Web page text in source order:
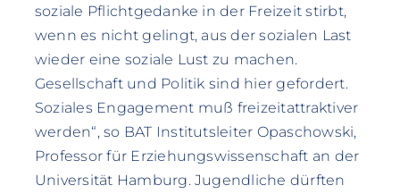
soziale Pflichtgedanke in der Freizeit stirbt,
wenn es nicht gelingt, aus der sozialen Last
wieder eine soziale Lust zu machen.
Gesellschaft und Politik sind hier gefordert.
Soziales Engagement muß freizeitattraktiver
werden“, so BAT Institutsleiter Opaschowski,
Professor für Erziehungswissenschaft an der
Universität Hamburg. Jugendliche dürften